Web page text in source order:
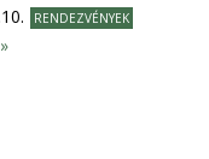
RENDEZVÉNYEK